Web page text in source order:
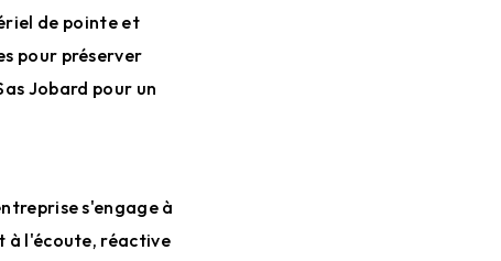
de pointe et
pour préserver
Jobard pour un
s'engage à
à l'écoute, réactive